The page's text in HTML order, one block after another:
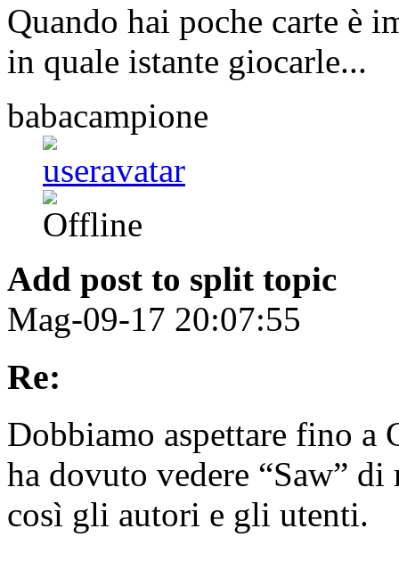
Quando hai poche carte è
in quale istante giocarle...
babacampione
Add post to split topic
Mag-09-17 20:07:55
Re:
Dobbiamo aspettare fino
ha dovuto vedere “Saw”
così gli autori e gli utenti.